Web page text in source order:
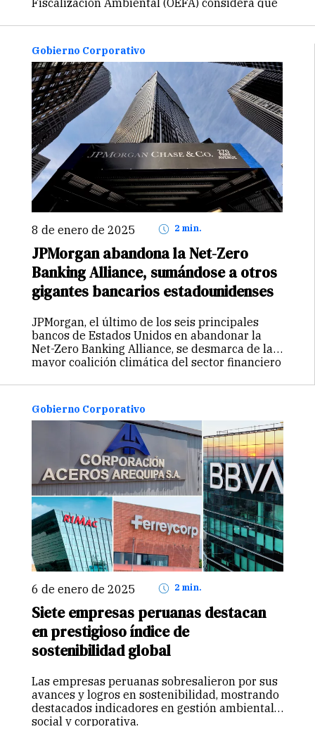
Fiscalización Ambiental (OEFA) considera que
Gobierno Corporativo
8 de enero de 2025 2 min.
JPMorgan abandona la Net-Zero
Banking Alliance, sumándose a otros
gigantes bancarios estadounidenses
JPMorgan, el último de los seis principales
bancos de Estados Unidos en abandonar la
Net-Zero Banking Alliance, se desmarca de la
mayor coalición climática del sector financiero
cuestionamientos sobre posibles conflictos
regulatorios.
Gobierno Corporativo
6 de enero de 2025 2 min.
Siete empresas peruanas destacan
en prestigioso índice de
sostenibilidad global
Las empresas peruanas sobresalieron por sus
avances y logros en sostenibilidad, mostrando
destacados indicadores en gestión ambiental,
social y corporativa.